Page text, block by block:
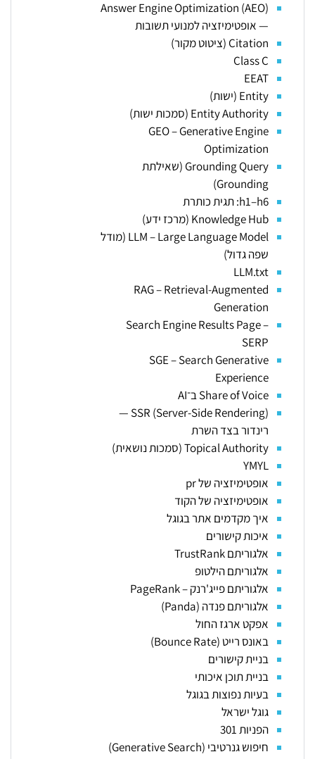
Answer Engine Optimization (AEO)
— אופטימיזציה למנועי תשובות
Citation (ציטוט מקור)
Class C
EEAT
Entity (ישות)
Entity Authority (סמכות ישות)
GEO – Generative Engine
Optimization
Grounding Query (שאילתת
Grounding)
h1–h6: תגית כותרת
Knowledge Hub (מרכז ידע)
LLM – Large Language Model (מודל
שפה גדול)
LLM.txt
RAG – Retrieval-Augmented
Generation
Search Engine Results Page –
SERP
SGE – Search Generative
Experience
Share of Voice ב־AI
SSR (Server-Side Rendering) —
רינדור בצד השרת
Topical Authority (סמכות נושאית)
YMYL
אופטימיזציה של pr
אופטימיזציה של הקוד
איך מקדמים אתר בגוגל
איכות קישורים
אלגוריתם TrustRank
אלגוריתם הילטופ
אלגוריתם פייג'רנק – PageRank
אלגוריתם פנדה (Panda)
אפקט ארגז החול
באונס רייט (Bounce Rate)
בניית קישורים
בניית תוכן איכותי
בעיות נפוצות בגוגל
גוגל ישראל
הפניות 301
חיפוש גנרטיבי (Generative Search)